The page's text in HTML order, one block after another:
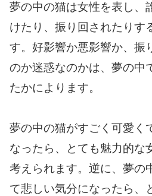
夢の中の猫は女性を表し、
けたり、振り回されたりす
す。好影響か悪影響か、振
のか迷惑なのかは、夢の中
たかによります。
夢の中の猫がすごく可愛く
なったら、とても魅力的な
考えられます。逆に、夢の
て悲しい気分になったら、